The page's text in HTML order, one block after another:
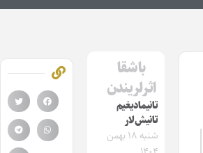
باشقا
اثرلریندن
تانیمادیغیم
تانیش‌لار
شنبه ۱۸ بهمن